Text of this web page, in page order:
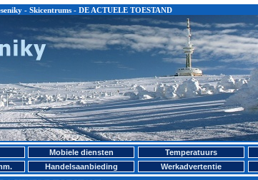
- Skicentrums - DE ACTUELE TOESTAND
Mobiele diensten Temperatuurs
Handelsaanbieding Werkadvertentie